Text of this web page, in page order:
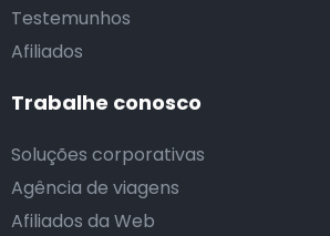
Testemunhos
Afiliados
Trabalhe conosco
Soluções corporativas
Agência de viagens
Afiliados da Web